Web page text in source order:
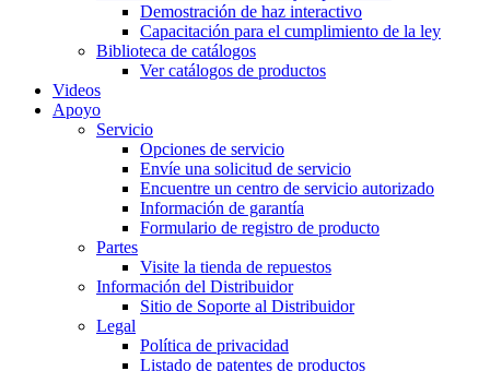
Demostración de haz interactivo
Capacitación para el cumplimiento de la ley
Biblioteca de catálogos
Ver catálogos de productos
Videos
Apoyo
Servicio
Opciones de servicio
Envíe una solicitud de servicio
Encuentre un centro de servicio autorizado
Información de garantía
Formulario de registro de producto
Partes
Visite la tienda de repuestos
Información del Distribuidor
Sitio de Soporte al Distribuidor
Legal
Política de privacidad
Listado de patentes de productos